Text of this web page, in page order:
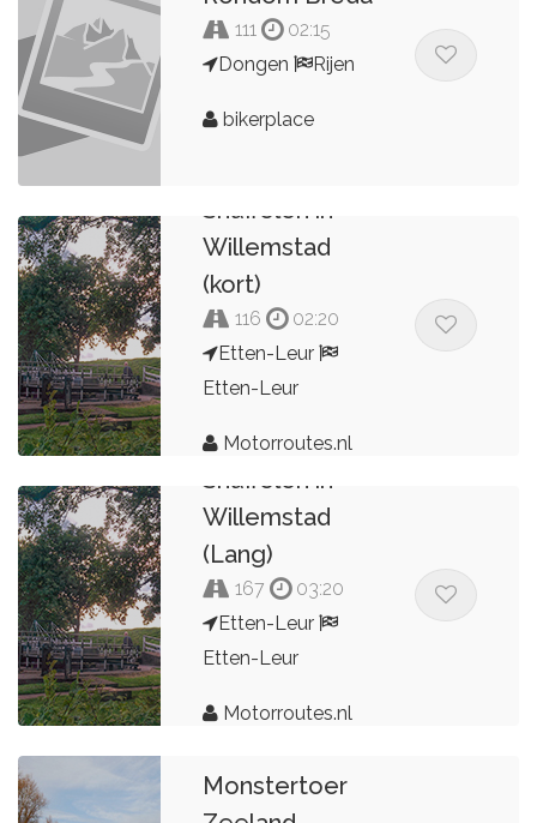
111
02:15
Dongen
Rijen
bikerplace
Snuffelen in
Willemstad
(kort)
116
02:20
Etten-Leur
Etten-Leur
Motorroutes.nl
Snuffelen in
Willemstad
(Lang)
167
03:20
Etten-Leur
Etten-Leur
Motorroutes.nl
Monstertoer